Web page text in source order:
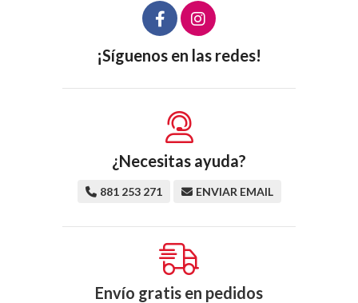
¡Síguenos en las redes!
¿Necesitas ayuda?
881 253 271 ENVIAR EMAIL
Envío gratis en pedidos